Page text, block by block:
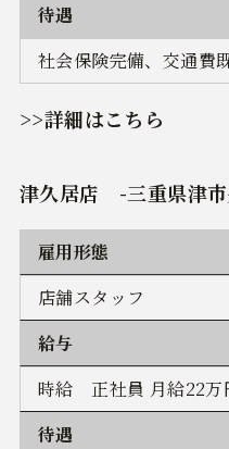
待遇
社会保険完備、交通費
>>詳細はこちら
津久居店 -三重県津
雇用形態
店舗スタッフ
給与
時給 正社員 月給22万
待遇